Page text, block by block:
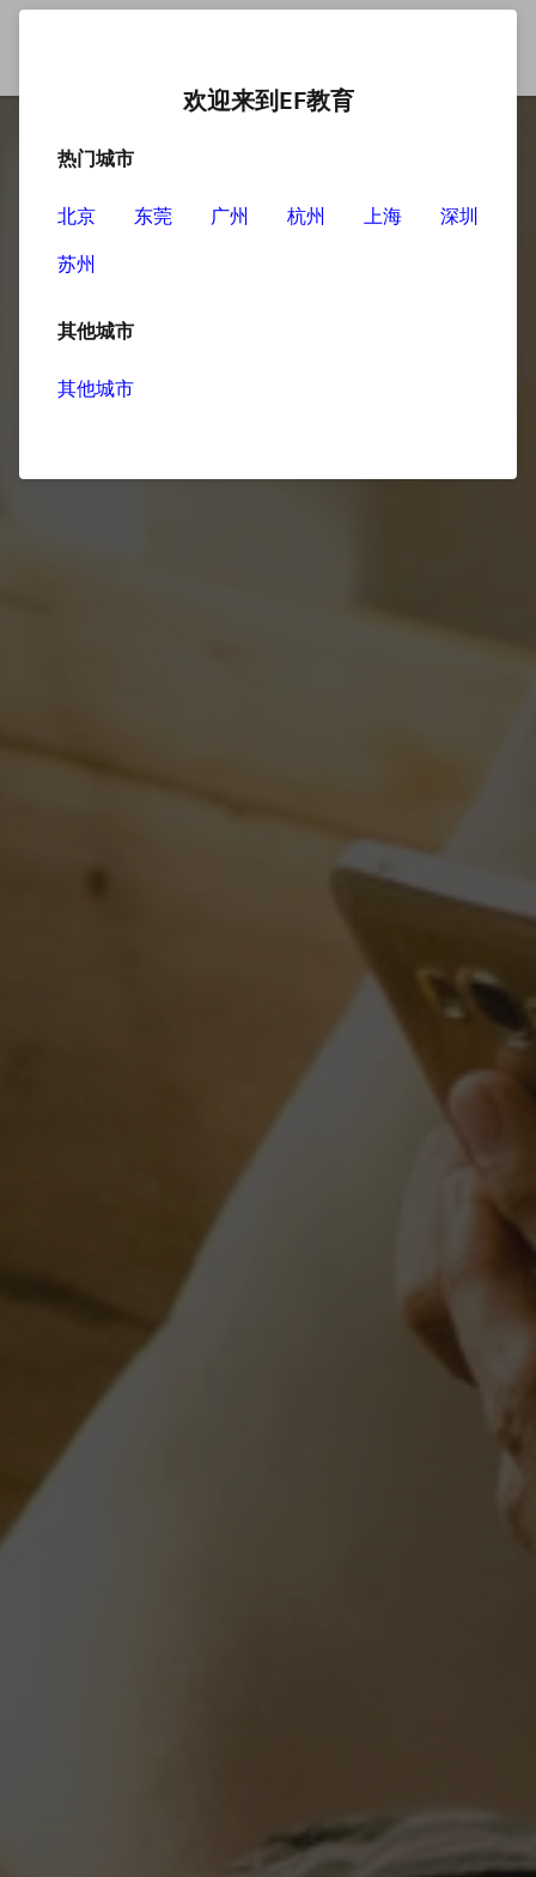
欢迎来到EF教育
热门城市
北京 东莞 广州 杭州 上海
深圳
苏州
其他城市
其他城市